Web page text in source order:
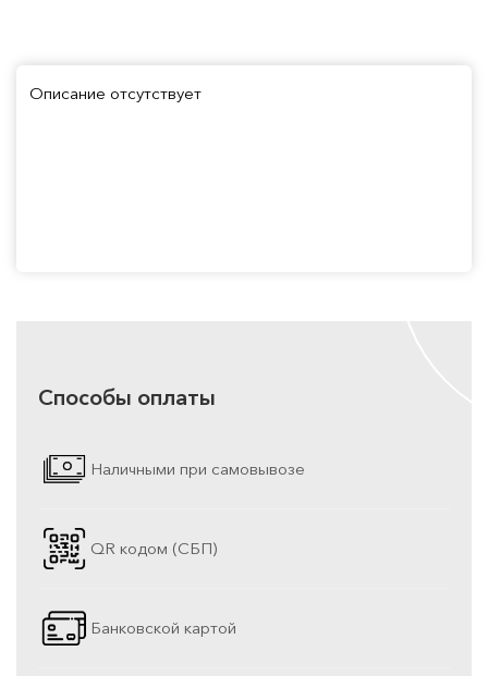
Описание отсутствует
Способы оплаты
Наличными при самовывозе
QR кодом (СБП)
Банковской картой